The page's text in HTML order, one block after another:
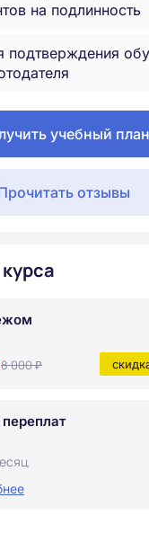
на подлинность
подтверждения
учебный план
отзывы
8 000 ₽